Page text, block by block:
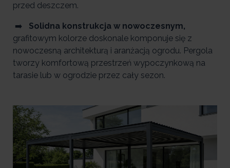
przed deszczem.
➡️ Solidna konstrukcja w nowoczesnym,
grafitowym kolorze doskonale komponuje się z
nowoczesną architekturą i aranżacją ogrodu. Pergola
tworzy komfortową przestrzeń wypoczynkową na
tarasie lub w ogrodzie przez cały sezon.